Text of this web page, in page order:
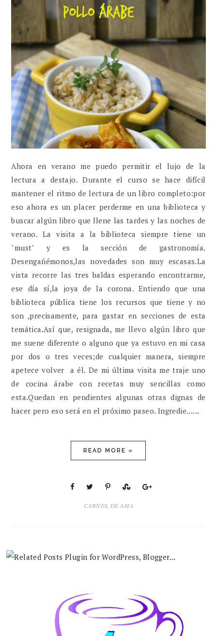
Ahora en verano me puedo permitir el lujo de la
lectura a destajo. Durante el curso se hace difícil
mantener el ritmo de lectura de un libro completo:por
eso ahora es un placer perderme en una biblioteca y
buscar algún libro que llene las tardes y las noches de
verano. La visita a la biblioteca siempre tiene un
"must" y es la sección de gastronomía.
Desengañémonos,las novedades son muy escasas.La
vista recorre las tres baldas esperando encontrarme,
ese día sí,la joya de la corona. Entiendo que una
biblioteca pública tiene los recursos que tiene y no
son ,precisamente, para gastar en secciones de esta
temática.Así que, resignada, me llevo algún libro que
me suene diferente o alguno que ya estuvo en mi casa
por dos o tres veces;de cualquier manera, siempre
apetece volver a él. De mi última visita me traje uno
de cocina árabe con recetas muy sencillas como
esta.Quedan en pendientes algunas otras dignas de
hacer pero eso será en el próximo paseo. Ingredie......
READ MORE »
CARNES,DE ASIA